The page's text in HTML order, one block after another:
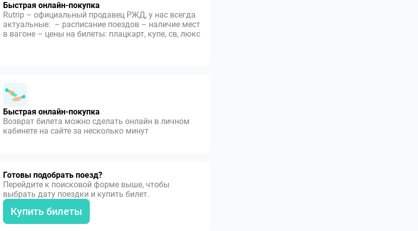
Быстрая онлайн-покупка
Rutrip – официальный продавец РЖД, у нас всегда
актуальные: – расписание поездов – наличие мест
в вагоне – цены на билеты: плацкарт, купе, св, люкс
Быстрая онлайн-покупка
Возврат билета можно сделать онлайн в личном
кабинете на сайте за несколько минут
Готовы подобрать поезд?
Перейдите к поисковой форме выше, чтобы
выбрать дату поездки и купить билет.
Купить билеты